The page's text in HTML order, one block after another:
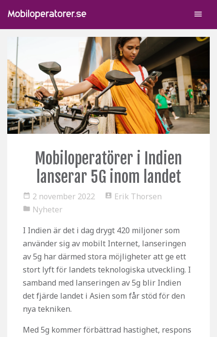
menu
Mobiloperatörer i Indien
lanserar 5G inom landet
date_range 2 november 2022 account_box Erik Thorsen
folder Nyheter
I Indien är det i dag drygt 420 miljoner som
använder sig av mobilt Internet, lanseringen
av 5g har därmed stora möjligheter att ge ett
stort lyft för landets teknologiska utveckling. I
samband med lanseringen av 5g blir Indien
det fjärde landet i Asien som får stöd för den
nya tekniken.
Med 5g kommer förbättrad hastighet, respons